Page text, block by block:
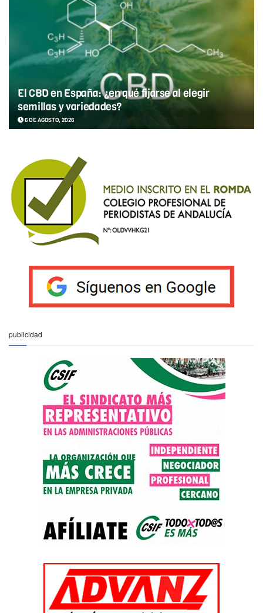
El CBD en España: ¿en qué fijarse al elegir
semillas y variedades?
6 DE AGOSTO, 2026
publicidad